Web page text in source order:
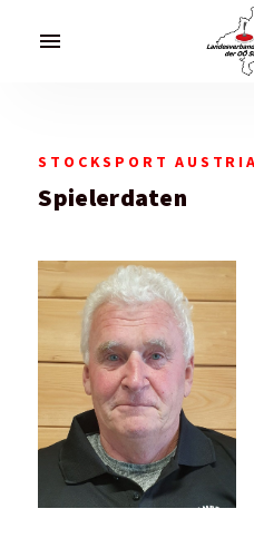
menu
STOCKSPORT AUSTRIA
Spielerdaten